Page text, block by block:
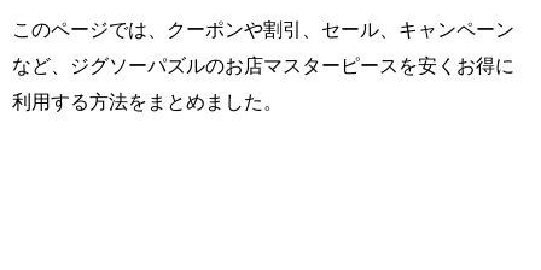
このページでは、クーポンや割引、セール、キャンペーン
など、ジグソーパズルのお店マスターピースを安くお得に
利用する方法をまとめました。